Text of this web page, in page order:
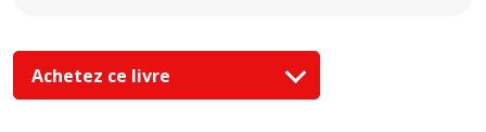
Achetez ce livre